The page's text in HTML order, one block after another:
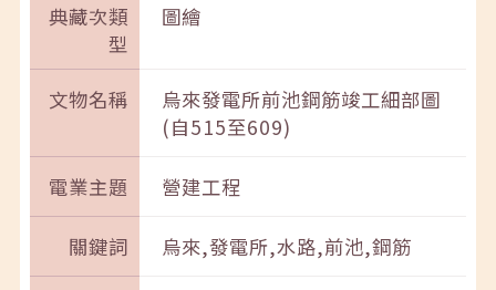
典藏次類
型
圖繪
文物名稱
烏來發電所前池鋼筋竣工細部圖
(自515至609)
電業主題 營建工程
關鍵詞 烏來,發電所,水路,前池,鋼筋